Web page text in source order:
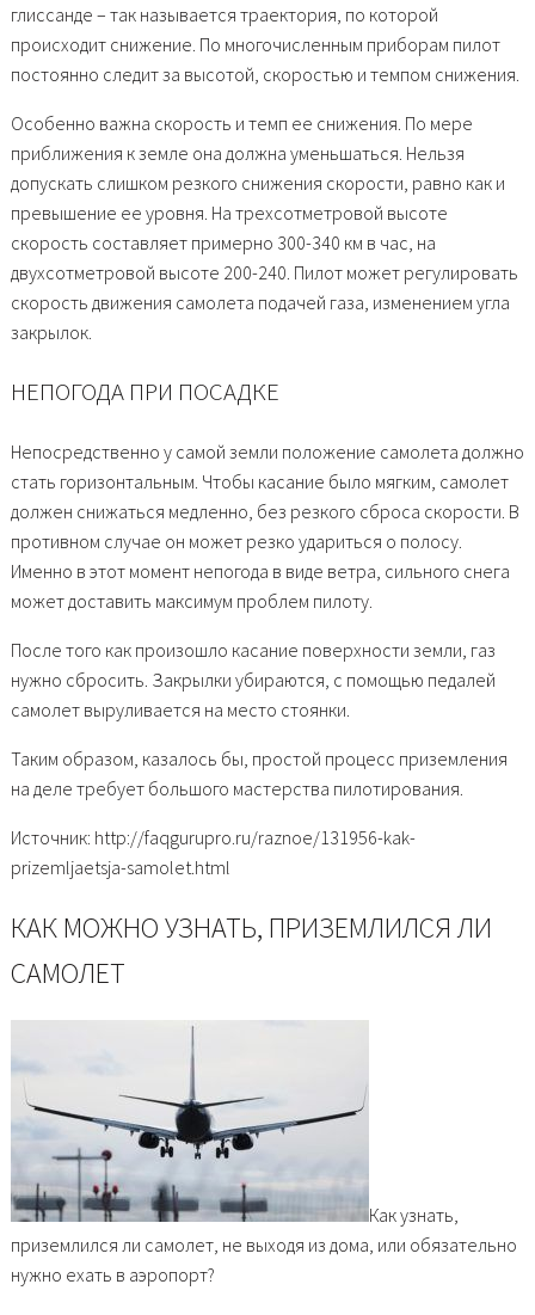
глиссанде – так называется траектория, по которой
происходит снижение. По многочисленным приборам пилот
постоянно следит за высотой, скоростью и темпом снижения.
Особенно важна скорость и темп ее снижения. По мере
приближения к земле она должна уменьшаться. Нельзя
допускать слишком резкого снижения скорости, равно как и
превышение ее уровня. На трехсотметровой высоте
скорость составляет примерно 300-340 км в час, на
двухсотметровой высоте 200-240. Пилот может регулировать
скорость движения самолета подачей газа, изменением угла
закрылок.
НЕПОГОДА ПРИ ПОСАДКЕ
Непосредственно у самой земли положение самолета должно
стать горизонтальным. Чтобы касание было мягким, самолет
должен снижаться медленно, без резкого сброса скорости. В
противном случае он может резко удариться о полосу.
Именно в этот момент непогода в виде ветра, сильного снега
может доставить максимум проблем пилоту.
После того как произошло касание поверхности земли, газ
нужно сбросить. Закрылки убираются, с помощью педалей
самолет выруливается на место стоянки.
Таким образом, казалось бы, простой процесс приземления
на деле требует большого мастерства пилотирования.
Источник: http://faqgurupro.ru/raznoe/131956-kak-
prizemljaetsja-samolet.html
КАК МОЖНО УЗНАТЬ, ПРИЗЕМЛИЛСЯ ЛИ
САМОЛЕТ
Как узнать,
приземлился ли самолет, не выходя из дома, или обязательно
нужно ехать в аэропорт?